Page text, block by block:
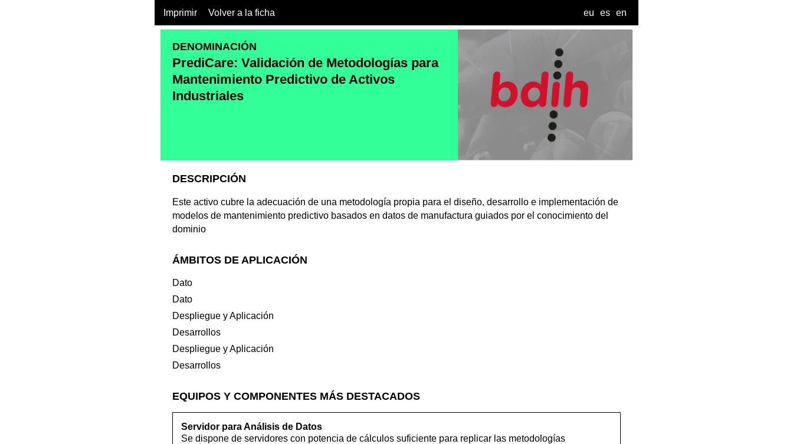
Imprimir Volver a la ficha eu es en
DENOMINACIÓN
PrediCare: Validación de Metodologías para
Mantenimiento Predictivo de Activos
Industriales
DESCRIPCIÓN
Este activo cubre la adecuación de una metodología propia para el diseño, desarrollo e implementación de
modelos de mantenimiento predictivo basados en datos de manufactura guiados por el conocimiento del
dominio
ÁMBITOS DE APLICACIÓN
Dato
Dato
Despliegue y Aplicación
Desarrollos
Despliegue y Aplicación
Desarrollos
EQUIPOS Y COMPONENTES MÁS DESTACADOS
Servidor para Análisis de Datos
Se dispone de servidores con potencia de cálculos suficiente para replicar las metodologías